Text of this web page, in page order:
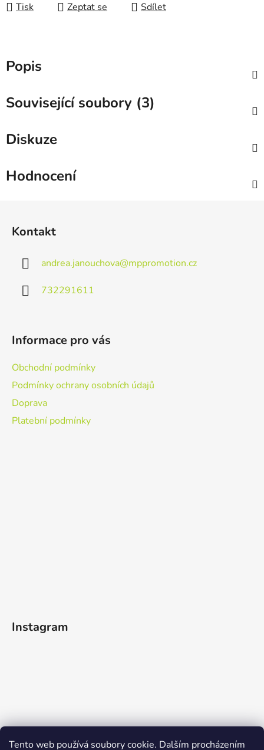
Tento web používá soubory cookie. Dalším procházením
Tisk Zeptat se Sdílet
Popis
Související soubory (3)
Diskuze
Hodnocení
Kontakt
andrea.janouchova@mppromotion.cz
732291611
Informace pro vás
Obchodní podmínky
Podmínky ochrany osobních údajů
Doprava
Platební podmínky
Instagram